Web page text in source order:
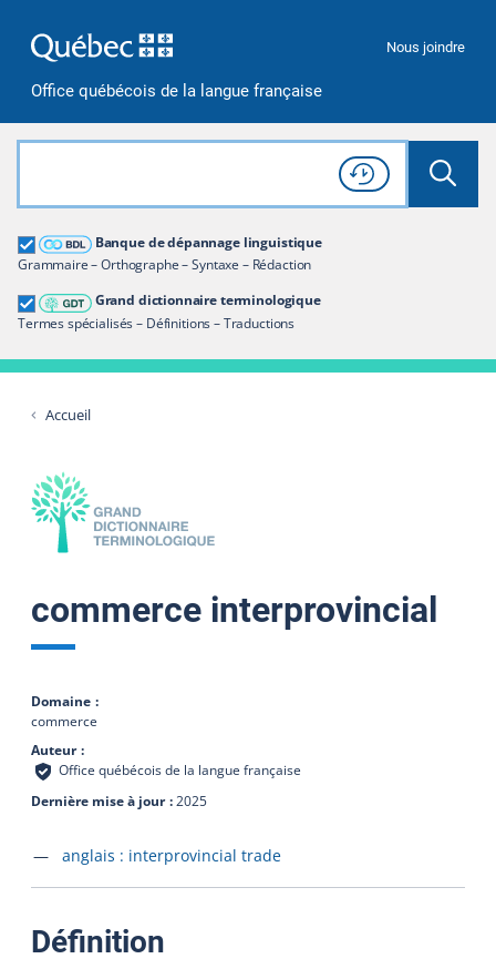
Office québécois de la langue française
Nous joindre
Rechercher dans tout le site
Lancer
Consulter l'
Historique
de recherche
Banque de dépannage linguistique
Grammaire – Orthographe – Syntaxe – Rédaction
Grand dictionnaire terminologique
Termes spécialisés – Définitions – Traductions
Grand dictionnaire terminologique
Restreindre aux termes
Accueil
commerce interprovincial
Domaine
commerce
Auteur
Office québécois de la langue française
Dernière mise à jour 2025
Accéder à la fiche en
anglais : interprovincial trade
Définition